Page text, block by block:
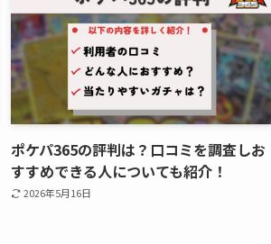
ポケパ365の評判は？口コミを調査しお
すすめできる人についても紹介！
2026年5月16日